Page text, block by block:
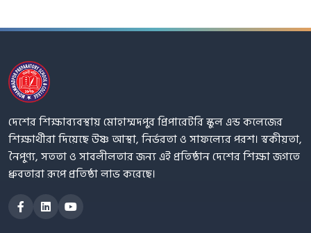
দেশের শিক্ষাব্যবস্থায় মোহাম্মদপুর প্রিপারেটরি স্কুল এন্ড কলেজের
শিক্ষার্থীরা দিয়েছে উষ্ণ আস্থা, নির্ভরতা ও সাফল্যের পরশ। স্বকীয়তা,
নৈপুণ্য, সততা ও সাবলীলতার জন্য এই প্রতিষ্ঠান দেশের শিক্ষা জগতে
ধ্রুবতারা রূপে প্রতিষ্ঠা লাভ করেছে।